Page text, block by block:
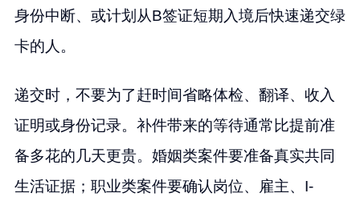
身份中断、或计划从B签证短期入境后快速递交绿
卡的人。
递交时，不要为了赶时间省略体检、翻译、收入
证明或身份记录。补件带来的等待通常比提前准
备多花的几天更贵。婚姻类案件要准备真实共同
生活证据；职业类案件要确认岗位、雇主、I-